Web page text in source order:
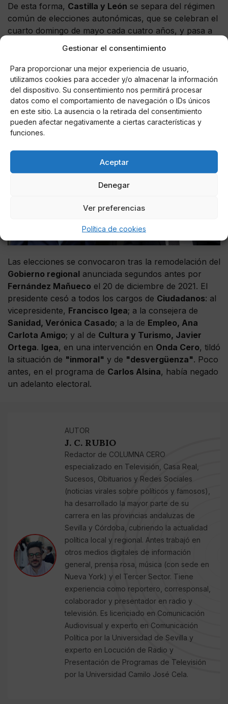
Gestionar el consentimiento
Para proporcionar una mejor experiencia de usuario,
utilizamos cookies para acceder y/o almacenar la información
del dispositivo. Su consentimiento nos permitirá procesar
datos como el comportamiento de navegación o IDs únicos
en este sitio. La ausencia o la retirada del consentimiento
pueden afectar negativamente a ciertas características y
funciones.
Aceptar
Denegar
Ver preferencias
Política de cookies
De esta forma, Castilla y León se separa del régimen
común de elecciones autonómicas, que se celebran el
cuarto domingo de mayo cada cuatro años, y pasa a
regiones que ya habían ejercido este mismo derecho
con anterioridad:País Vasco (1980), Cataluña (1980),
Galicia (1981), Andalucía (1982) y Comunidad
Valenciana (2019).
Las elecciones se convocaron tras la remodelación del
Gobierno regional anunciada segundos antes por
Fernández Mañueco el 20 de diciembre de 2021. El
presidente cesó a todos los cargos de Ciudadanos: al
vicepresidente, Francisco Igea; a la consejera de
Sanidad, Verónica Casado; a la de Empleo, Ana
Carlota Amigo; y al de Cultura y Turismo, Javier
Ortega. Igea, en una intervención en Onda Cero, tildó
la situación de "inmoral" y de "desvergüenza". Poco
antes, en el programa de Carlos Alsina, había negado
un adelanto electoral.
AUTOR
J. C. RUBIO
Redactor de COLUMNA CERO
especializado en Televisión, Casa Real,
Sucesos, Obituarios y Redes Sociales
(noticias virales sobre políticos y famosos),
ha desarrollado la mayor parte de su
carrera en las provincias andaluzas de
Sevilla y Córdoba, cubriendo la actualidad
política local y regional. Antes trabajó en
otros medios digitales de información
general, prensa rosa, música (con sede en
Nueva York) y el Tercer Sector. Tiene
experiencia como reportero, corresponsal,
colaborador y presentador en radio y
televisión. Es licenciado en Comunicación
Audiovisual y experto en Comunicación
Política por la Universidad de Sevilla y
experto en Locución de Radio y
Presentación de Programas de Televisión
por la Universidad Camilo José Cela.